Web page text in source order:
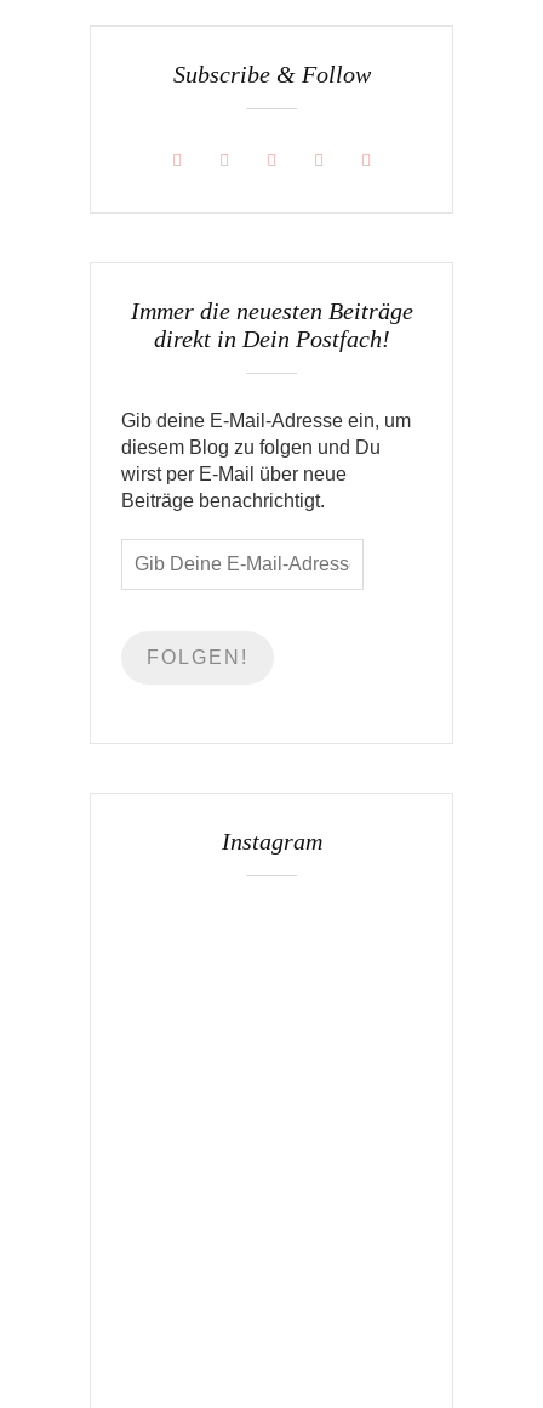
Subscribe & Follow
Immer die neuesten Beiträge
direkt in Dein Postfach!
Gib deine E-Mail-Adresse ein, um
diesem Blog zu folgen und Du
wirst per E-Mail über neue
Beiträge benachrichtigt.
Instagram